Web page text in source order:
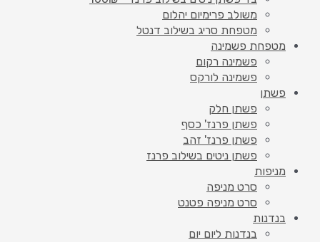
משולב פרימיום יהלום
מטפחת סריג בשילוב דנטל
מטפחת פשמינה
פשמינה רקום
פשמינה לורקס
פשתן
פשתן חלק
פשתן פרנז' כסף
פשתן פרנז' זהב
פשתן ניטים בשילוב פרנז
מניפות
סרט מניפה
סרט מניפה פטנט
בנדנות
בנדנות ליום יום